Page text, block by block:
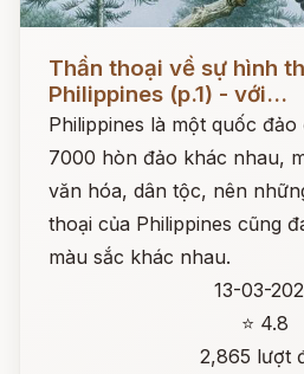
Đọc ngay
Thần thoại về sự hình
Philippines (p.1) - với...
Philippines là một quốc
7000 hòn đảo khác nhau,
văn hóa, dân tộc, nên
thoại của Philippines cũng
màu sắc khác nhau.
13-03-
⭐ 4.8
2,865 lượt